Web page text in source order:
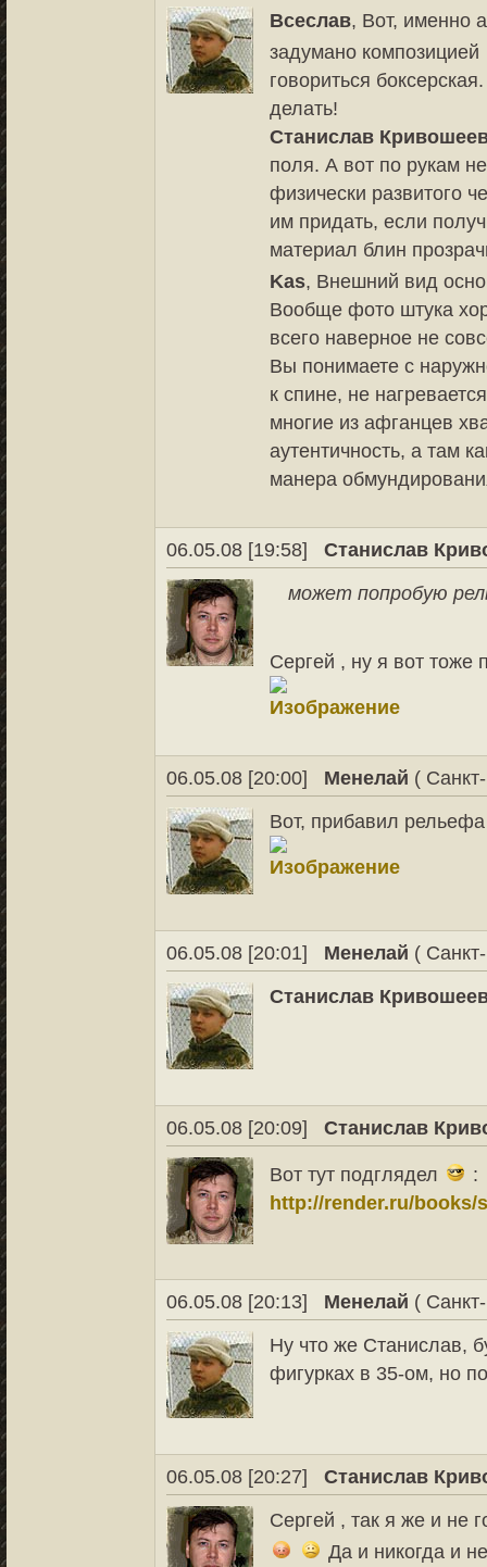
Всеслав, Вот, именно
задумано композицией
говориться
делать!
Станислав
поля. А вот по рукам
физически развитого
им придать, если
материал блин
Kas, Внешний вид
Вообще фото штука
всего наверное не
Вы понимаете с
к спине, не
многие из афганцев
аутентичность, а там
манера
06.05.08 [19:58]
Станислав
может попробую
Сергей , ну я вот тоже
06.05.08 [20:00] Менелай (
Вот, прибавил
06.05.08 [20:01] Менелай (
Станислав
06.05.08 [20:09] Станислав
Вот тут подглядел
:
http://render.ru/books/
06.05.08 [20:13] Менелай (
Ну что же Станислав,
фигурках в 35-ом, но
06.05.08 [20:27]
Станислав
Сергей , так я же и не
Да и никогда и